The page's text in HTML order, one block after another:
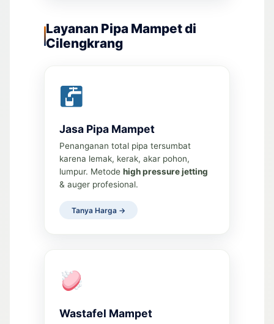
Layanan Pipa Mampet di
Cilengkrang
Jasa Pipa Mampet
Penanganan total pipa tersumbat
karena lemak, kerak, akar pohon,
lumpur. Metode high pressure jetting
& auger profesional.
Tanya Harga →
Wastafel Mampet